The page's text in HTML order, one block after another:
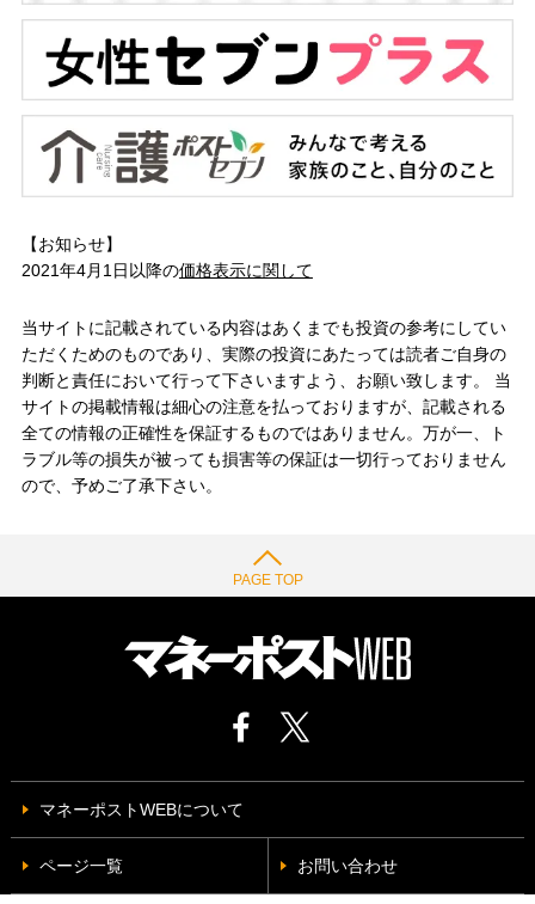
【お知らせ】
2021年4月1日以降の価格表示に関して
当サイトに記載されている内容はあくまでも投資の参考にしてい
ただくためのものであり、実際の投資にあたっては読者ご自身の
判断と責任において行って下さいますよう、お願い致します。 当
サイトの掲載情報は細心の注意を払っておりますが、記載される
全ての情報の正確性を保証するものではありません。万が一、ト
ラブル等の損失が被っても損害等の保証は一切行っておりません
ので、予めご了承下さい。
PAGE TOP
マネーポストWEBについて
ページ一覧 お問い合わせ